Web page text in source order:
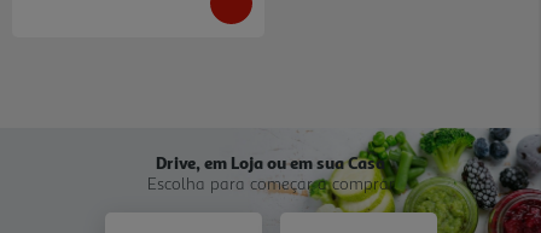
Drive, em Loja ou em sua Casa
Escolha para começar a comprar